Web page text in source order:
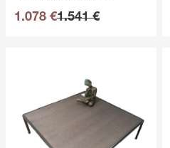
1.078 €1.541 €